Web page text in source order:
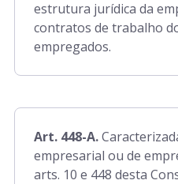
estrutura jurídica da
contratos de trabalho
empregados.
Art. 448-A.
empresarial ou de
arts. 10 e 448 desta